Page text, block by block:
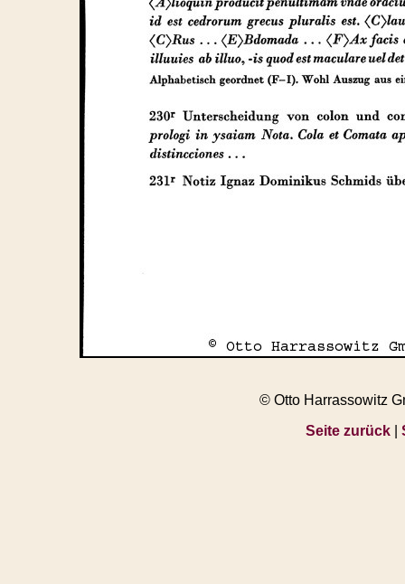
© Otto Harrassowitz
Seite zurück|